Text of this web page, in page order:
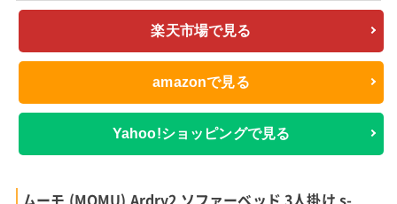
楽天市場で見る
amazonで見る
Yahoo!ショッピングで見る
ムーモ (MOMU) Ardry2 ソファーベッド 3人掛け s-